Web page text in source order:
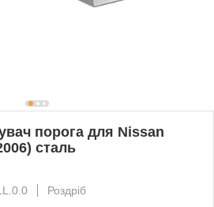
порога для Nissan
сталь
Роздріб